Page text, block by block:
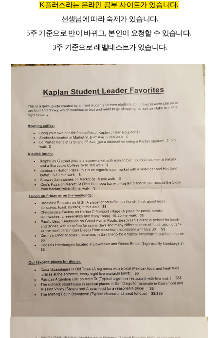
K플러스라는 온라인 공부 사이트가 있습니다.
선생님에 따라 숙제가 있습니다.
5주 기준으로 반이 바뀌고, 본인이 요청할 수 있습니다.
3주 기준으로 레벨테스트가 있습니다.